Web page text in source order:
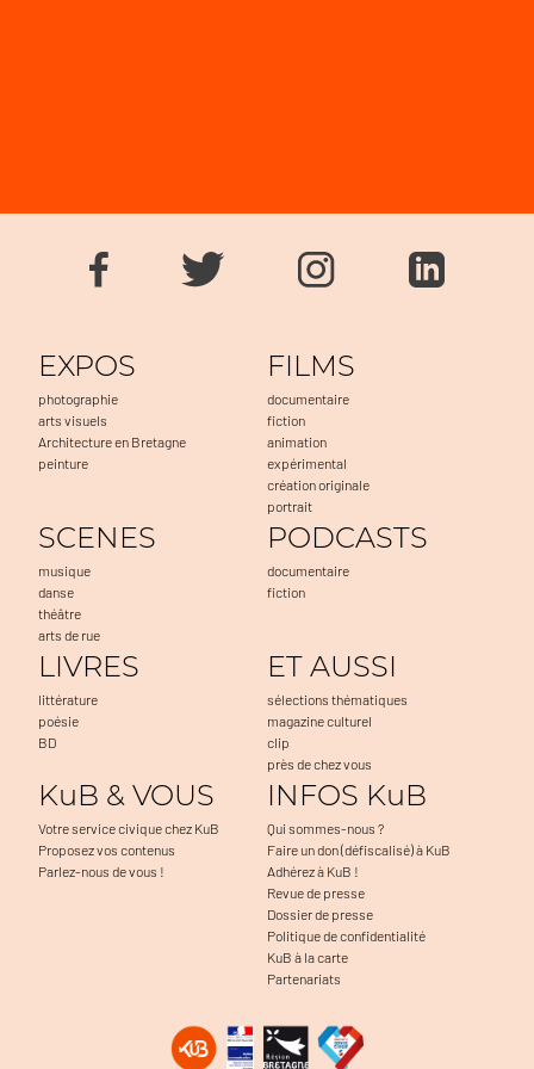
EXPOS
photographie
arts visuels
Architecture en Bretagne
peinture
FILMS
documentaire
fiction
animation
expérimental
création originale
portrait
SCENES
musique
danse
théâtre
arts de rue
PODCASTS
documentaire
fiction
LIVRES
littérature
poésie
BD
ET AUSSI
sélections thématiques
magazine culturel
clip
près de chez vous
KuB & VOUS
Votre service civique chez KuB
Proposez vos contenus
Parlez-nous de vous !
INFOS KuB
Qui sommes-nous ?
Faire un don (défiscalisé) à KuB
Adhérez à KuB !
Revue de presse
Dossier de presse
Politique de confidentialité
KuB à la carte
Partenariats